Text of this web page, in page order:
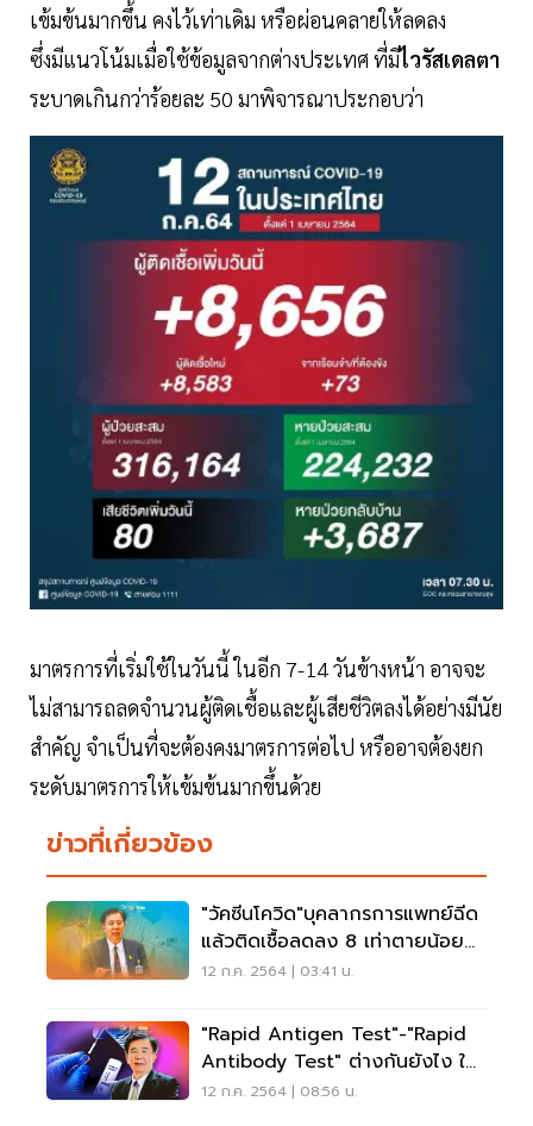
เข้มข้นมากขึ้น คงไว้เท่าเดิม หรือผ่อนคลายให้ลดลง
ซึ่งมีแนวโน้มเมื่อใช้ข้อมูลจากต่างประเทศ ที่มีไวรัสเดลตา
ระบาดเกินกว่าร้อยละ 50 มาพิจารณาประกอบว่า
มาตรการที่เริ่มใช้ในวันนี้ ในอีก 7-14 วันข้างหน้า อาจจะ
ไม่สามารถลดจำนวนผู้ติดเชื้อและผู้เสียชีวิตลงได้อย่างมีนัย
สำคัญ จำเป็นที่จะต้องคงมาตรการต่อไป หรืออาจต้องยก
ระดับมาตรการให้เข้มข้นมากขึ้นด้วย
ข่าวที่เกี่ยวข้อง
"วัคซีนโควิด"บุคลากรการแพทย์ฉีด
แล้วติดเชื้อลดลง 8 เท่าตายน้อย
ลง 10 เท่า
12 ก.ค. 2564 | 03:41 น.
"Rapid Antigen Test"-"Rapid
Antibody Test" ต่างกันยังไง ใคร
ดีกว่า เช็กที่นี่
12 ก.ค. 2564 | 08:56 น.